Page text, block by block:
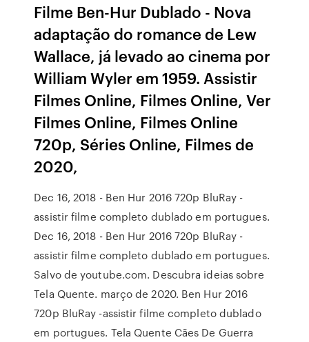
Filme Ben-Hur Dublado - Nova
adaptação do romance de Lew
Wallace, já levado ao cinema por
William Wyler em 1959. Assistir
Filmes Online, Filmes Online, Ver
Filmes Online, Filmes Online
720p, Séries Online, Filmes de
2020,
Dec 16, 2018 - Ben Hur 2016 720p BluRay -
assistir filme completo dublado em portugues.
Dec 16, 2018 - Ben Hur 2016 720p BluRay -
assistir filme completo dublado em portugues.
Salvo de youtube.com. Descubra ideias sobre
Tela Quente. março de 2020. Ben Hur 2016
720p BluRay -assistir filme completo dublado
em portugues. Tela Quente Cães De Guerra